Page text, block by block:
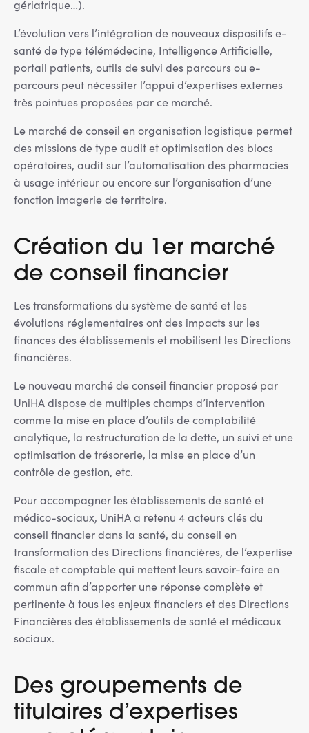
gériatrique…).
L’évolution vers l’intégration de nouveaux dispositifs e-
santé de type télémédecine, Intelligence Artificielle,
portail patients, outils de suivi des parcours ou e-
parcours peut nécessiter l’appui d’expertises externes
très pointues proposées par ce marché.
Le marché de conseil en organisation logistique permet
des missions de type audit et optimisation des blocs
opératoires, audit sur l’automatisation des pharmacies
à usage intérieur ou encore sur l’organisation d’une
fonction imagerie de territoire.
Création du 1er marché
de conseil financier
Les transformations du système de santé et les
évolutions réglementaires ont des impacts sur les
finances des établissements et mobilisent les Directions
financières.
Le nouveau marché de conseil financier proposé par
UniHA dispose de multiples champs d’intervention
comme la mise en place d’outils de comptabilité
analytique, la restructuration de la dette, un suivi et une
optimisation de trésorerie, la mise en place d’un
contrôle de gestion, etc.
Pour accompagner les établissements de santé et
médico-sociaux, UniHA a retenu 4 acteurs clés du
conseil financier dans la santé, du conseil en
transformation des Directions financières, de l’expertise
fiscale et comptable qui mettent leurs savoir-faire en
commun afin d’apporter une réponse complète et
pertinente à tous les enjeux financiers et des Directions
Financières des établissements de santé et médicaux
sociaux.
Des groupements de
titulaires d’expertises